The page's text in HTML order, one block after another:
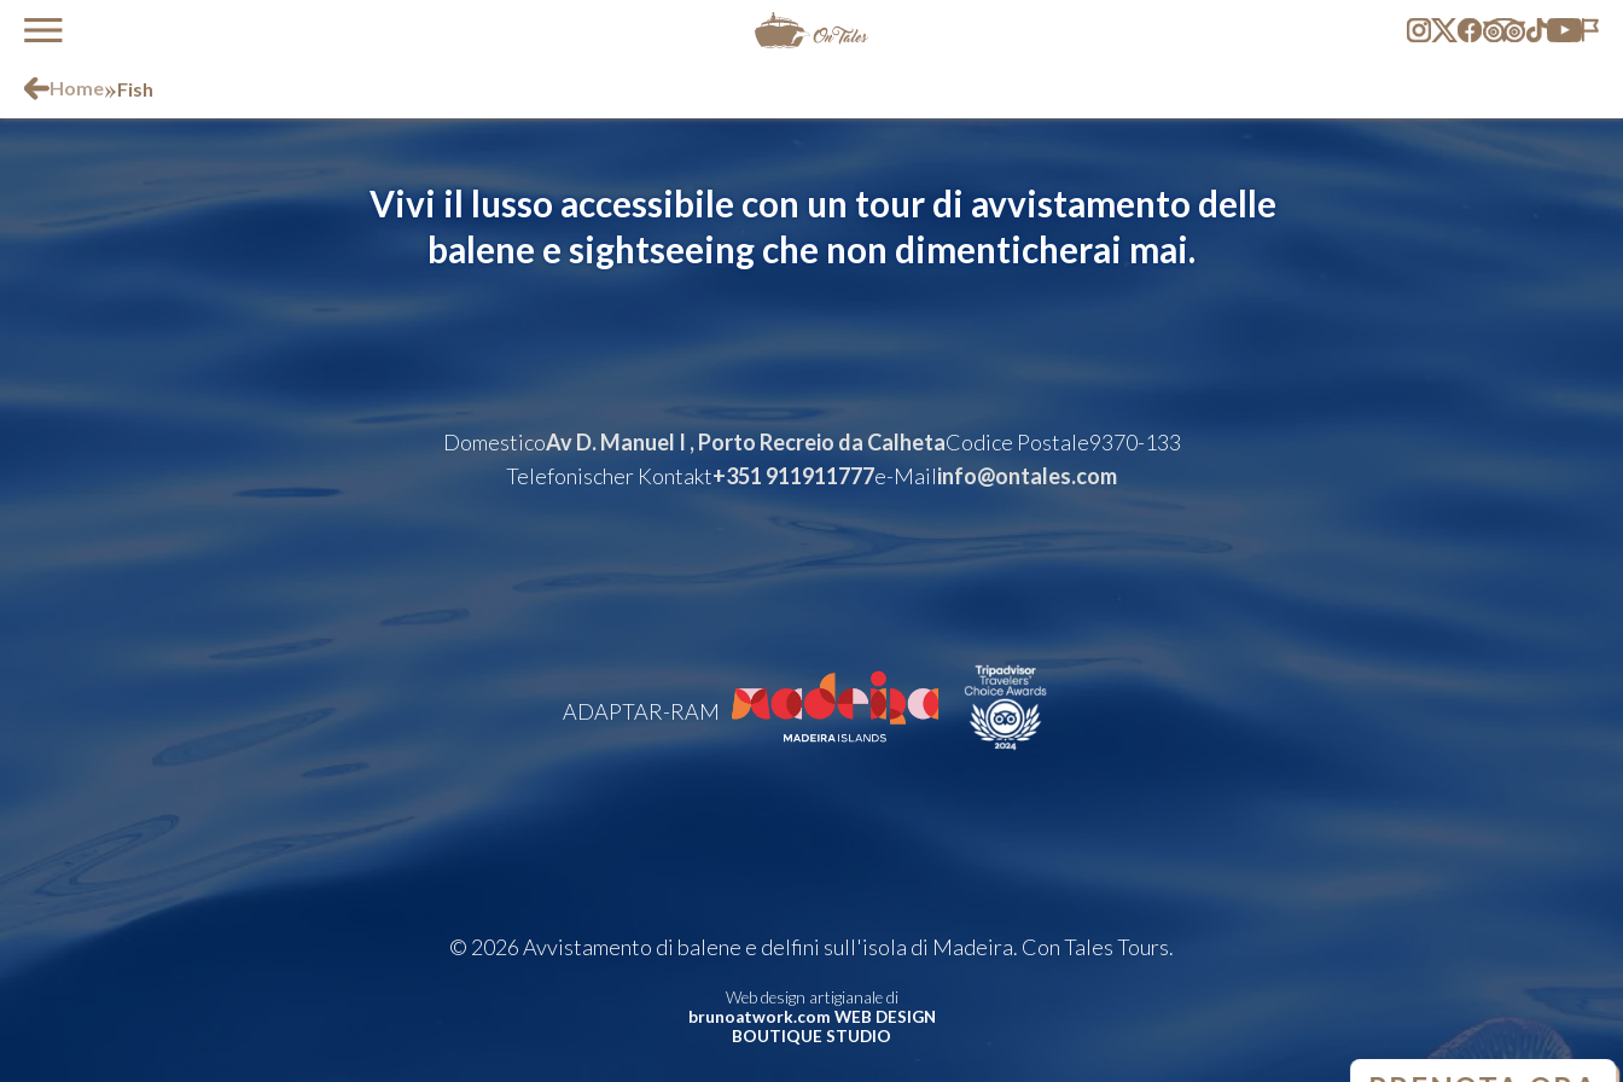
Home»Fish
Vivi il lusso accessibile con un tour di avvistamento delle
balene e sightseeing che non dimenticherai mai.
DomesticoAv D. Manuel I , Porto Recreio da CalhetaCodice Postale9370-133
Telefonischer Kontakt+351 911911777e-Mailinfo@ontales.com
ADAPTAR-RAM
© 2026 Avvistamento di balene e delfini sull'isola di Madeira. Con Tales Tours.
Web design artigianale di
brunoatwork.com WEB DESIGN
BOUTIQUE STUDIO